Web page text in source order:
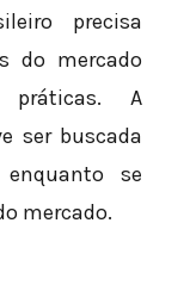
precisa
do mercado
A
ser buscada
se
mercado.